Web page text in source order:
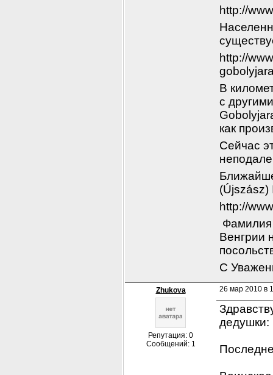
http://
http://
В
с
как
Сейчас
(Újszász)
http://
Фамилия
Венгрии
С
Zhukova
Репутация: 0
Сообщений: 1
26 мар 2010 в
дедушки: